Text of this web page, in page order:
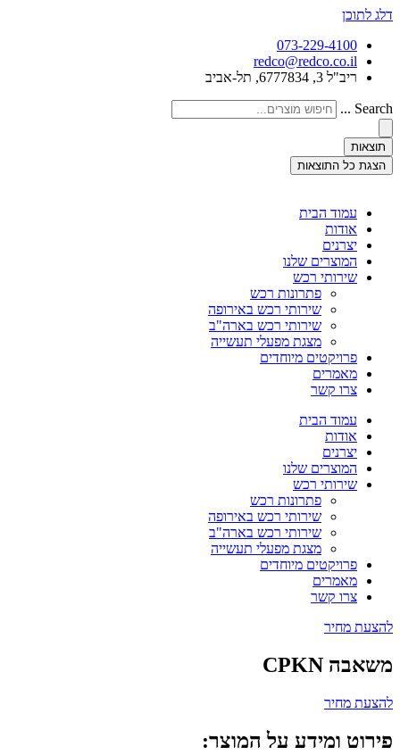
דלג לתוכן
073-229-4100
redco@redco.co.il
ריב"ל 3, 6777834, תל-אביב
Search ...
תוצאות
הצגת כל התוצאות
עמוד הבית
אודות
יצרנים
המוצרים שלנו
שירותי רכש
פתרונות רכש
שירותי רכש באירופה
שירותי רכש בארה"ב
מצגת מפעלי תעשייה
פרויקטים מיוחדים
מאמרים
צרו קשר
עמוד הבית
אודות
יצרנים
המוצרים שלנו
שירותי רכש
פתרונות רכש
שירותי רכש באירופה
שירותי רכש בארה"ב
מצגת מפעלי תעשייה
פרויקטים מיוחדים
מאמרים
צרו קשר
להצעת מחיר
משאבה CPKN
להצעת מחיר
פירוט ומידע על המוצר: